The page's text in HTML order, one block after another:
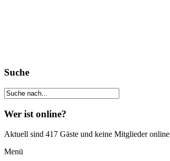
Suche
Wer ist online?
Aktuell sind 417 Gäste und keine Mitglieder online
Menü